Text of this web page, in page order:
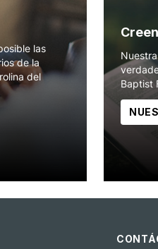
las
de la
del
Baptist